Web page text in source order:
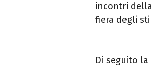
incontri
fiera degli
Di seguito